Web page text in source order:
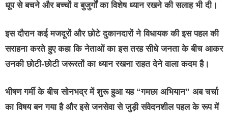
धूप से बचने और बच्चों व बुजुर्गों का विशेष ध्यान रखने की सलाह भी दी।
इस दौरान कई मजदूरों और छोटे दुकानदारों ने विधायक की इस पहल की
सराहना करते हुए कहा कि नेताओं का इस तरह सीधे जनता के बीच आकर
उनकी छोटी-छोटी जरूरतों का ध्यान रखना राहत देने वाला कदम है।
भीषण गर्मी के बीच सोनभद्र में शुरू हुआ यह “गमछा अभियान” अब चर्चा
का विषय बन गया है और इसे जनसेवा से जुड़ी संवेदनशील पहल के रूप में